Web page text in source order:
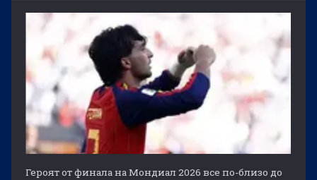
Героят от финала на Мондиал 2026 все по-близо до